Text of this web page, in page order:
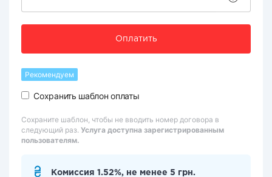
Оплатить
Рекомендуем
Сохранить шаблон оплаты
Сохраните шаблон, чтобы не вводить номер договора в
следующий раз. Услуга доступна зарегистрированным
пользователям.
Комиссия 1.52%, не менее 5 грн.